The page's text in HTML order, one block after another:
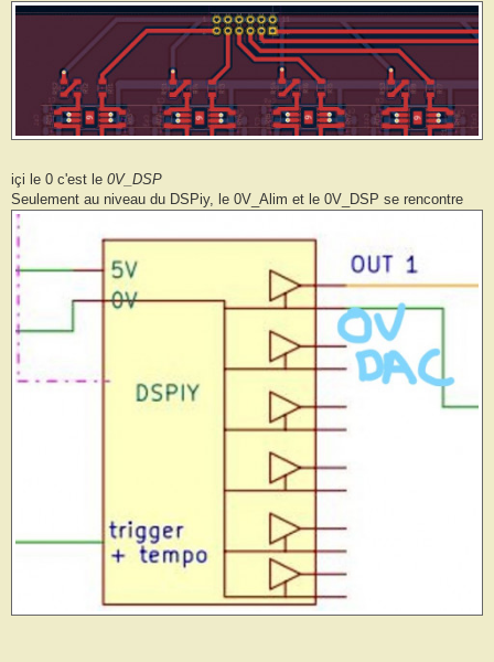
içi le 0 c'est le 0V_DSP
Seulement au niveau du DSPiy, le 0V_Alim et le 0V_DSP se rencontre